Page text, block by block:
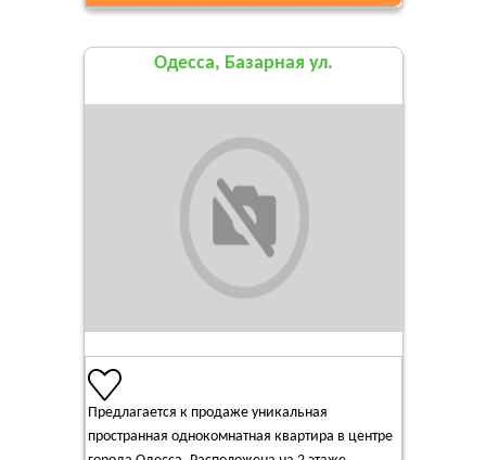
Одесса, Базарная ул.
Предлагается к продаже уникальная
пространная однокомнатная квартира в центре